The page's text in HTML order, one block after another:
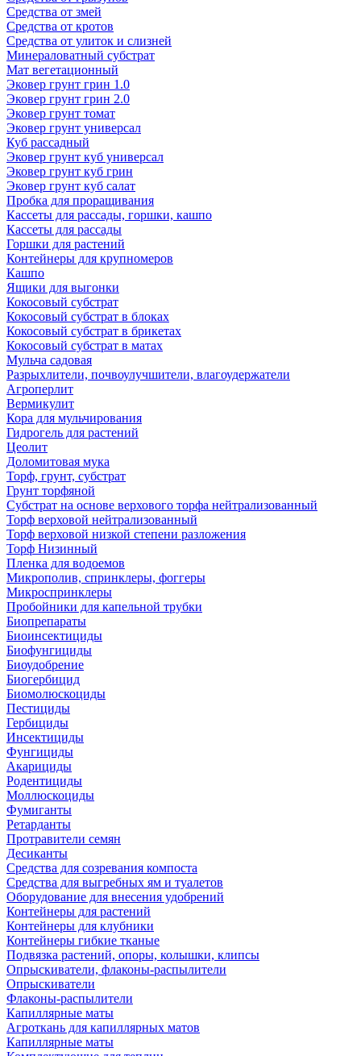
Средства от змей
Средства от кротов
Средства от улиток и слизней
Минераловатный субстрат
Мат вегетационный
Эковер грунт грин 1.0
Эковер грунт грин 2.0
Эковер грунт томат
Эковер грунт универсал
Куб рассадный
Эковер грунт куб универсал
Эковер грунт куб грин
Эковер грунт куб салат
Пробка для проращивания
Кассеты для рассады, горшки, кашпо
Кассеты для рассады
Горшки для растений
Контейнеры для крупномеров
Кашпо
Ящики для выгонки
Кокосовый субстрат
Кокосовый субстрат в блоках
Кокосовый субстрат в брикетах
Кокосовый субстрат в матах
Мульча садовая
Разрыхлители, почвоулучшители, влагоудержатели
Агроперлит
Вермикулит
Кора для мульчирования
Гидрогель для растений
Цеолит
Доломитовая мука
Торф, грунт, субстрат
Грунт торфяной
Субстрат на основе верхового торфа нейтрализованный
Торф верховой нейтрализованный
Торф верховой низкой степени разложения
Торф Низинный
Пленка для водоемов
Микрополив, спринклеры, фоггеры
Микроспринклеры
Пробойники для капельной трубки
Биопрепараты
Биоинсектициды
Биофунгициды
Биоудобрение
Биогербицид
Биомолюскоциды
Пестициды
Гербициды
Инсектициды
Фунгициды
Акарициды
Родентициды
Моллюскоциды
Фумиганты
Ретарданты
Протравители семян
Десиканты
Средства для созревания компоста
Средства для выгребных ям и туалетов
Оборудование для внесения удобрений
Контейнеры для растений
Контейнеры для клубники
Контейнеры гибкие тканые
Подвязка растений, опоры, колышки, клипсы
Опрыскиватели, флаконы-распылители
Опрыскиватели
Флаконы-распылители
Капиллярные маты
Агроткань для капиллярных матов
Капиллярные маты